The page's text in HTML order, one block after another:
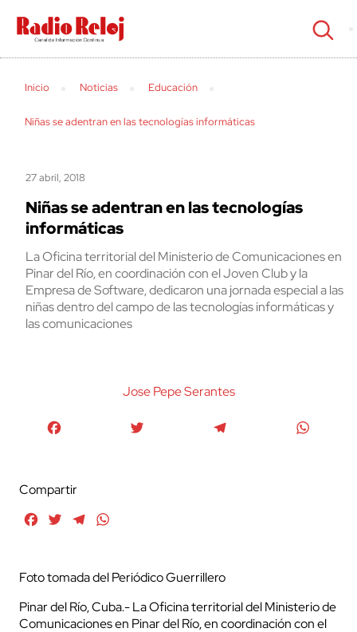
cerrar
Inicio Noticias Educación
Niñas se adentran en las tecnologías informáticas
27 abril, 2018
Niñas se adentran en las tecnologías
informáticas
La Oficina territorial del Ministerio de Comunicaciones en
Pinar del Río, en coordinación con el Joven Club y la
Empresa de Software, dedicaron una jornada especial a las
niñas dentro del campo de las tecnologías informáticas y
las comunicaciones
Jose Pepe Serantes
Compartir
FacebookTwitterTelegram
Foto tomada del Periódico Guerrillero
Pinar del Río, Cuba.- La Oficina territorial del Ministerio de
Comunicaciones en Pinar del Río, en coordinación con el